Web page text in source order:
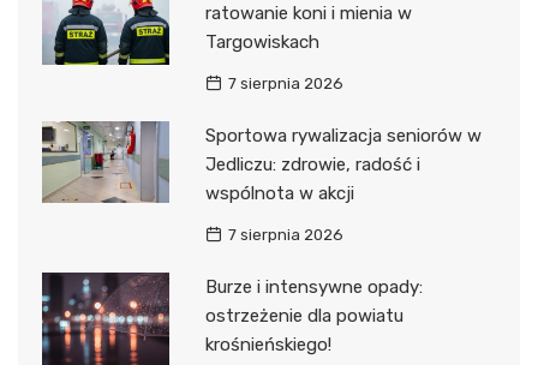
ratowanie koni i mienia w
Targowiskach
7 sierpnia 2026
Sportowa rywalizacja seniorów w
Jedliczu: zdrowie, radość i
wspólnota w akcji
7 sierpnia 2026
Burze i intensywne opady:
ostrzeżenie dla powiatu
krośnieńskiego!